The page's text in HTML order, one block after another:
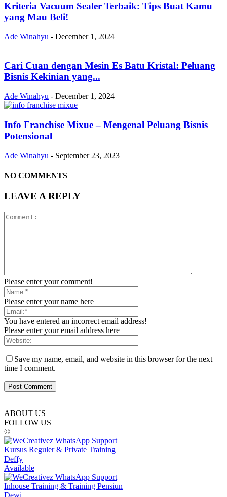
Kriteria Vacuum Sealer Terbaik: Tips Buat Kamu
yang Mau Beli!
Ade Winahyu - December 1, 2024
Cari Cuan dengan Mesin Es Batu Kristal: Peluang
Bisnis Kekinian yang...
Ade Winahyu - December 1, 2024
Info Franchise Mixue – Mengenal Peluang Bisnis
Potensional
Ade Winahyu - September 23, 2023
NO COMMENTS
LEAVE A REPLY
Please enter your comment!
Please enter your name here
You have entered an incorrect email address!
Please enter your email address here
Save my name, email, and website in this browser for the next
time I comment.
ABOUT US
FOLLOW US
©
Kursus Reguler & Private Training
Deffy
Available
Inhouse Training & Training Pensiun
Dewi